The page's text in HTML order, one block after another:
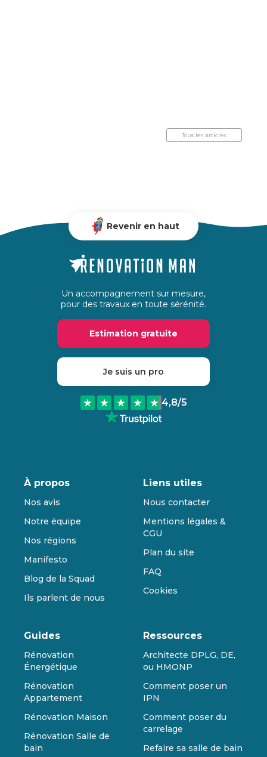
Tous les articles
Revenir en haut
Un accompagnement sur mesure,
pour des travaux en toute sérénité.
Estimation gratuite
Je suis un pro
4,8/5
À propos
Nos avis
Notre équipe
Nos régions
Manifesto
Blog de la Squad
Ils parlent de nous
Liens utiles
Nous contacter
Mentions légales &
CGU
Plan du site
FAQ
Cookies
Guides
Rénovation
Énergétique
Rénovation
Appartement
Rénovation Maison
Rénovation Salle de
bain
Ressources
Architecte DPLG, DE,
ou HMONP
Comment poser un
IPN
Comment poser du
carrelage
Refaire sa salle de bain